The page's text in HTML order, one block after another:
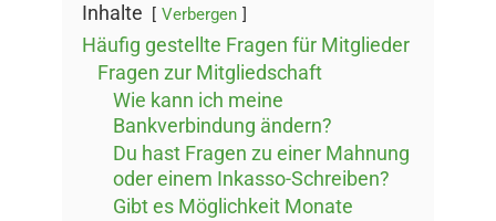
Inhalte Verbergen
Häufig gestellte Fragen für Mitglieder
Fragen zur Mitgliedschaft
Wie kann ich meine
Bankverbindung ändern?
Du hast Fragen zu einer Mahnung
oder einem Inkasso-Schreiben?
Gibt es Möglichkeit Monate